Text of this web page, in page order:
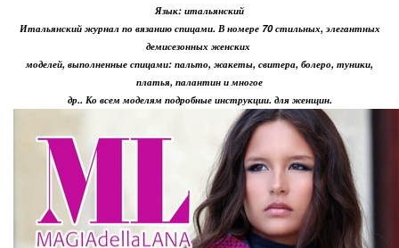
Язык: итальянский
Итальянский журнал по вязанию спицами. В номере 70 стильных, элегантных
демисезонных женских
моделей, выполненные спицами: пальто, жакеты, свитера, болеро, туники,
платья, палантин и многое
др.. Ко всем моделям подробные инструкции. для женщин.